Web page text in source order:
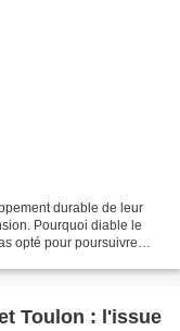
durable de leur
Pourquoi diable le
opté pour poursuivre
Toulon : l'issue